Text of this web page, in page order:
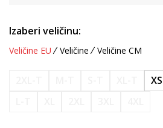
Izaberi veličinu:
Veličine EU Veličine Veličine CM
XS